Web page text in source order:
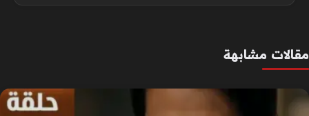
مقالات مشابهة